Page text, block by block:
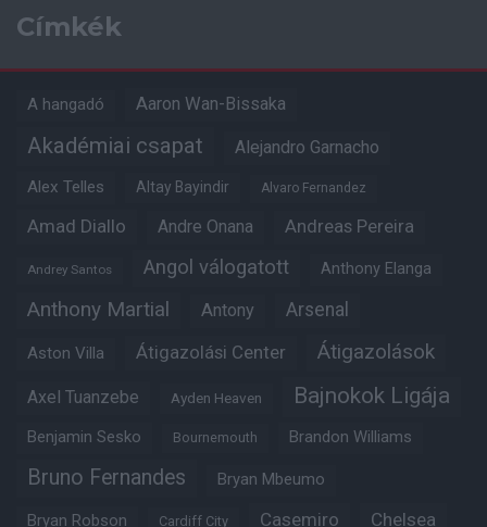
Címkék
A hangadó Aaron Wan-Bissaka
Akadémiai csapat Alejandro Garnacho
Alex Telles Altay Bayindir Alvaro Fernandez
Amad Diallo Andre Onana Andreas Pereira
Andrey Santos Angol válogatott Anthony Elanga
Anthony Martial Antony Arsenal
Aston Villa Átigazolási Center Átigazolások
Axel Tuanzebe Ayden Heaven Bajnokok Ligája
Benjamin Sesko Bournemouth Brandon Williams
Bruno Fernandes Bryan Mbeumo
Bryan Robson Cardiff City Casemiro Chelsea